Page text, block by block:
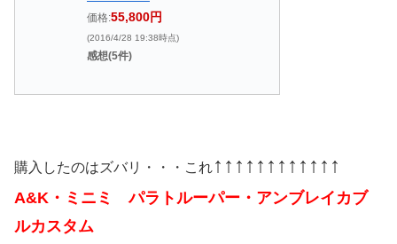
価格:55,800円
(2016/4/28 19:38時点)
感想(5件)
購入したのはズバリ・・・これ↑↑↑↑↑↑↑↑↑↑↑↑
A&K・ミニミ パラトルーパー・アンブレイカブ
ルカスタム